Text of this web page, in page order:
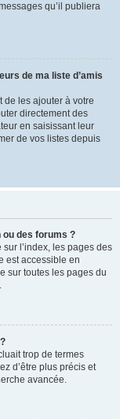
qu’il publiera
de ma liste d’amis
de les ajouter à votre
directement des
en saisissant leur
de vos listes depuis
des forums ?
l’index, les pages des
est accessible en
sur toutes les pages du
trop de termes
d’être plus précis et
avancée.